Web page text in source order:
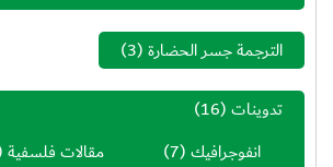
الترجمة جسر الحضارة(3)
تدوينات(16)
انفوجرافيك(7) مقالات فلسفية